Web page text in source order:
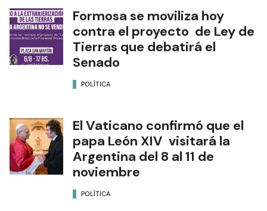
Formosa se moviliza hoy
contra el proyecto de Ley de
Tierras que debatirá el
Senado
POLÍTICA
El Vaticano confirmó que el
papa León XIV visitará la
Argentina del 8 al 11 de
noviembre
POLÍTICA